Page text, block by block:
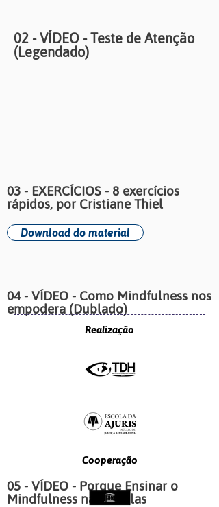
02 - VÍDEO - Teste de Atenção
(Legendado)
03 - EXERCÍCIOS - 8 exercícios
rápidos, por Cristiane Thiel
Download do material
04 - VÍDEO - Como Mindfulness nos
empodera (Dublado)
05 - VÍDEO - Porque Ensinar o
Mindfulness nas Escolas
Realização
Cooperação